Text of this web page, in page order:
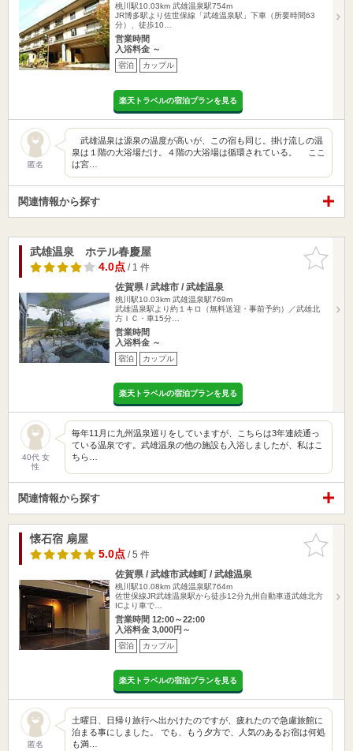
桃川駅10.03km 武雄温泉駅754m
JR博多駅より佐世保線「武雄温泉駅」下車（所要時間63
分）、徒歩10…
営業時間
入浴料金 ～
宿泊 カップル
楽天トラベルの宿泊プランを見る
匿名
武雄温泉は源泉の温度が高いが、この宿も同じ。掛け流しの温
泉は１階の大浴場だけ。４階の大浴場は循環されている。 ここ
は宮…
関連情報から探す
お気に入
りに追加
武雄温泉 ホテル春慶屋
4.0点/ 1 件
佐賀県 / 武雄市 / 武雄温泉
桃川駅10.03km 武雄温泉駅769m
武雄温泉駅より約１キロ（無料送迎・事前予約）／武雄北
方ＩＣ・車15分…
営業時間
入浴料金 ～
宿泊 カップル
楽天トラベルの宿泊プランを見る
40代 女
性
毎年11月に九州温泉巡りをしていますが、こちらは3年連続通っ
ている温泉です。武雄温泉の他の施設も入浴しましたが、私はこ
ちら…
関連情報から探す
お気に入
りに追加
懐石宿 扇屋
5.0点/ 5 件
佐賀県 / 武雄市武雄町 / 武雄温泉
桃川駅10.08km 武雄温泉駅764m
佐世保線JR武雄温泉駅から徒歩12分九州自動車道武雄北方
ICより車で…
営業時間 12:00～22:00
入浴料金 3,000円～
宿泊 カップル
楽天トラベルの宿泊プランを見る
匿名
土曜日、日帰り旅行へ出かけたのですが、疲れたので急慮旅館に
泊まる事にしました。 でも、もう夕方で、人気のあるお宿は何処
も満…